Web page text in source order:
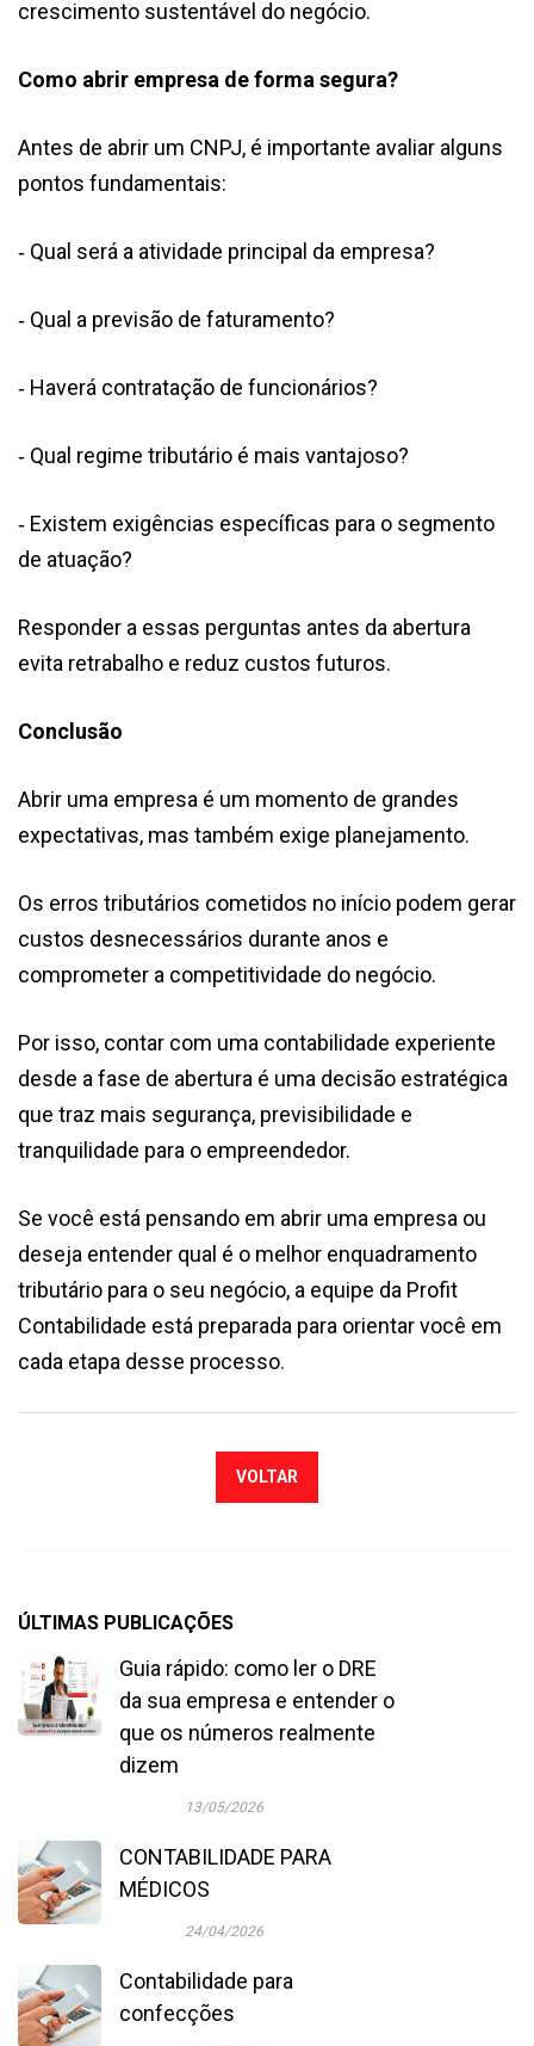
crescimento sustentável do negócio.
Como abrir empresa de forma segura?
Antes de abrir um CNPJ, é importante avaliar alguns
pontos fundamentais:
- Qual será a atividade principal da empresa?
- Qual a previsão de faturamento?
- Haverá contratação de funcionários?
- Qual regime tributário é mais vantajoso?
- Existem exigências específicas para o segmento
de atuação?
Responder a essas perguntas antes da abertura
evita retrabalho e reduz custos futuros.
Conclusão
Abrir uma empresa é um momento de grandes
expectativas, mas também exige planejamento.
Os erros tributários cometidos no início podem gerar
custos desnecessários durante anos e
comprometer a competitividade do negócio.
Por isso, contar com uma contabilidade experiente
desde a fase de abertura é uma decisão estratégica
que traz mais segurança, previsibilidade e
tranquilidade para o empreendedor.
Se você está pensando em abrir uma empresa ou
deseja entender qual é o melhor enquadramento
tributário para o seu negócio, a equipe da Profit
Contabilidade está preparada para orientar você em
cada etapa desse processo.
VOLTAR
ÚLTIMAS PUBLICAÇÕES
Guia rápido: como ler o DRE
da sua empresa e entender o
que os números realmente
dizem
13/05/2026
CONTABILIDADE PARA
MÉDICOS
24/04/2026
Contabilidade para
confecções